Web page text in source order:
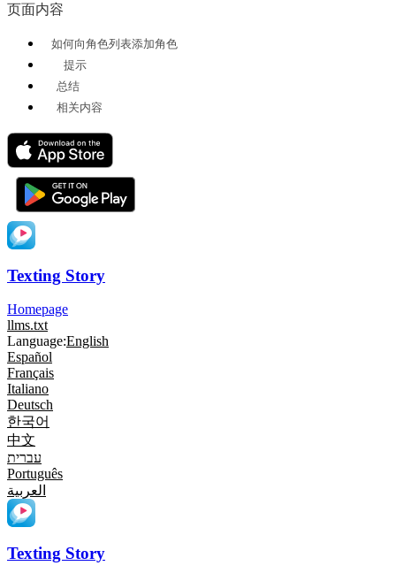
页面内容
如何向角色列表添加角色
提示
总结
相关内容
Texting Story
Homepage
llms.txt
Language:English
Español
Français
Italiano
Deutsch
한국어
中文
עברית
Português
العربية
Texting Story